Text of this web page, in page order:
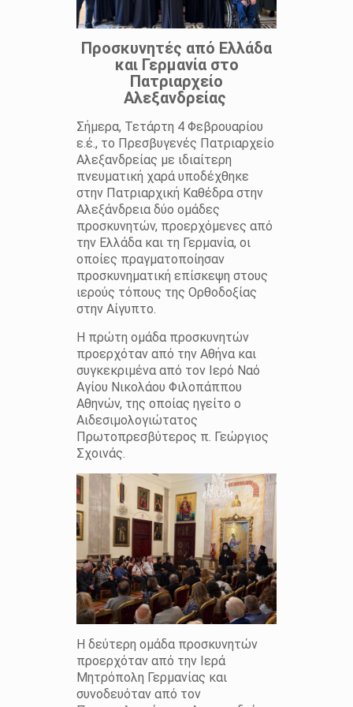
Προσκυνητές από Ελλάδα
και Γερμανία στο
Πατριαρχείο
Αλεξανδρείας
Σήμερα, Τετάρτη 4 Φεβρουαρίου
ε.έ., το Πρεσβυγενές Πατριαρχείο
Αλεξανδρείας με ιδιαίτερη
πνευματική χαρά υποδέχθηκε
στην Πατριαρχική Καθέδρα στην
Αλεξάνδρεια δύο ομάδες
προσκυνητών, προερχόμενες από
την Ελλάδα και τη Γερμανία, οι
οποίες πραγματοποίησαν
προσκυνηματική επίσκεψη στους
ιερούς τόπους της Ορθοδοξίας
στην Αίγυπτο.
Η πρώτη ομάδα προσκυνητών
προερχόταν από την Αθήνα και
συγκεκριμένα από τον Ιερό Ναό
Αγίου Νικολάου Φιλοπάππου
Αθηνών, της οποίας ηγείτο ο
Αιδεσιμολογιώτατος
Πρωτοπρεσβύτερος π. Γεώργιος
Σχοινάς.
Η δεύτερη ομάδα προσκυνητών
προερχόταν από την Ιερά
Μητρόπολη Γερμανίας και
συνοδευόταν από τον